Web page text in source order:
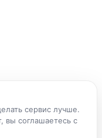
сервис лучше.
вы соглашаетесь с